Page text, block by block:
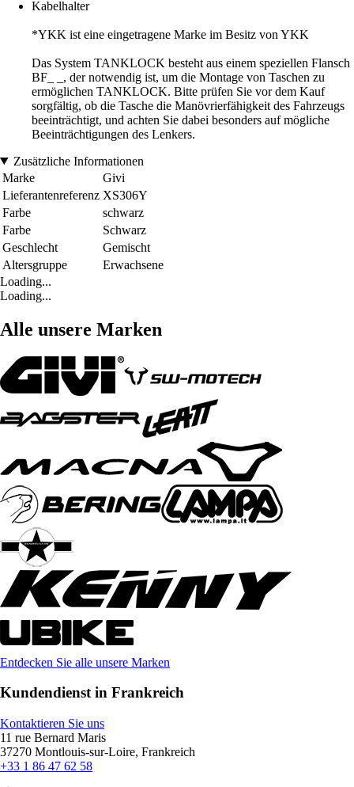
Kabelhalter
*YKK ist eine eingetragene Marke im Besitz von YKK
Das System TANKLOCK besteht aus einem speziellen Flansch
BF_ _, der notwendig ist, um die Montage von Taschen zu
ermöglichen TANKLOCK. Bitte prüfen Sie vor dem Kauf
sorgfältig, ob die Tasche die Manövrierfähigkeit des Fahrzeugs
beeinträchtigt, und achten Sie dabei besonders auf mögliche
Beeinträchtigungen des Lenkers.
Zusätzliche Informationen
Marke
Givi
Lieferantenreferenz XS306Y
Farbe
schwarz
Farbe
Schwarz
Geschlecht
Gemischt
Altersgruppe
Erwachsene
Loading...
Loading...
Alle unsere Marken
Entdecken Sie alle unsere Marken
Kundendienst in Frankreich
Kontaktieren Sie uns
11 rue Bernard Maris
37270 Montlouis-sur-Loire, Frankreich
+33 1 86 47 62 58